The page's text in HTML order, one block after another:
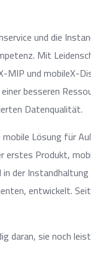
und die
Mit
MIP und mobileX-
besseren
Datenqualität.
Lösung für
erstes Produkt,
der
entwickelt.
daran, sie noch